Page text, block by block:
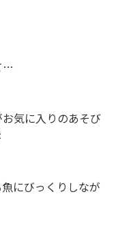
…
気に入りのあそび
にびっくりしなが